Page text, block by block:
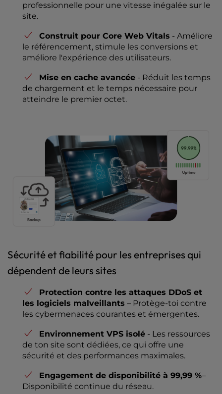
professionnelle pour une vitesse inégalée sur le
site.
Construit pour Core Web Vitals - Améliore
le référencement, stimule les conversions et
améliore l'expérience des utilisateurs.
Mise en cache avancée - Réduit les temps
de chargement et le temps nécessaire pour
atteindre le premier octet.
Sécurité et fiabilité pour les entreprises qui
dépendent de leurs sites
Protection contre les attaques DDoS et
les logiciels malveillants – Protège-toi contre
les cybermenaces courantes et émergentes.
Environnement VPS isolé - Les ressources
de ton site sont dédiées, ce qui offre une
sécurité et des performances maximales.
Engagement de disponibilité à 99,99 %–
Disponibilité continue du réseau.